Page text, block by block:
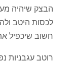
הבצק שיהיה
לכסות היטב
חשוב שיכפיל
רוטב עגבניות